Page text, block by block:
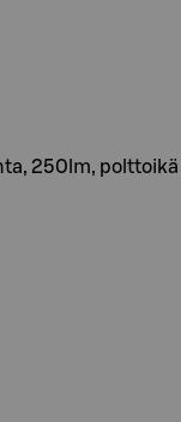
250lm, polttoikä